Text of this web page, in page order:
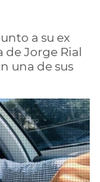
a su ex
Jorge Rial
una de sus